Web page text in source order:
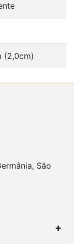
(2,0cm)
São